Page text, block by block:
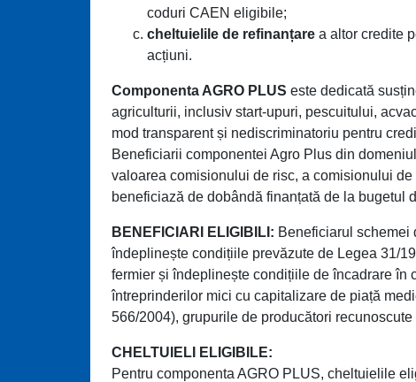
coduri CAEN eligibile;
cheltuielile de refinanțare a altor credite
acțiuni.
Componenta AGRO PLUS este dedicată
agriculturii, inclusiv start-upuri, pescuitului,
mod transparent și nediscriminatoriu pentru
Beneficiarii componentei Agro Plus din
valoarea comisionului de risc, a comisionului
beneficiază de dobândă finanțată de la bugetul
BENEFICIARI ELIGIBILI: Beneficiarul schemei
îndeplinește condițiile prevăzute de Legea 31/
fermier și îndeplinește condițiile de încadrare în
întreprinderilor mici cu capitalizare de piață
566/2004), grupurile de producători recunoscute
CHELTUIELI ELIGIBILE:
Pentru componenta AGRO PLUS, cheltuielile